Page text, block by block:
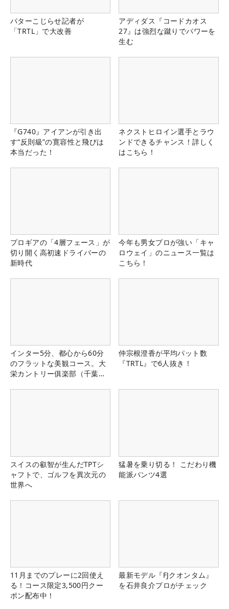
パターこじらせ記者が
「TRTL」で大改善
アディダス『コードカオス
27』は強烈な蹴りでパワーを
生む
『G740』アイアンが引き出
す“反則級”の寛容性と飛びは
本当だった！
ネクストヒロイン選手とラウ
ンドできるチャンス！詳しく
はこちら！
プロギアの「4層フェース」が
切り開く高初速ドライバーの
新時代
今年も男女プロが強い「キャ
ロウェイ」のニュース一覧は
こちら！
インター5分、都心から60分
のフラットな美観コース。大
栄カントリー俱楽部（千葉
仲宗根澄香が平均パット数
『TRTL』で6人抜き！
スイスの叡智が生んだTPTシ
ャフトで、ゴルフを異次元の
世界へ
猛暑を乗り切る！ こだわり機
能派パンツ4選
11月までのプレーに2回使え
る！コース限定3,500円クー
ポン配布中！
最新モデル『FJクオンタム』
を石井良介プロがチェック